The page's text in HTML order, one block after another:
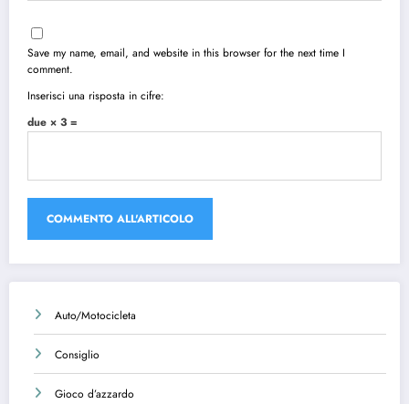
Save my name, email, and website in this browser for the next time I
comment.
Inserisci una risposta in cifre:
due × 3 =
Auto/Motocicleta
Consiglio
Gioco d’azzardo